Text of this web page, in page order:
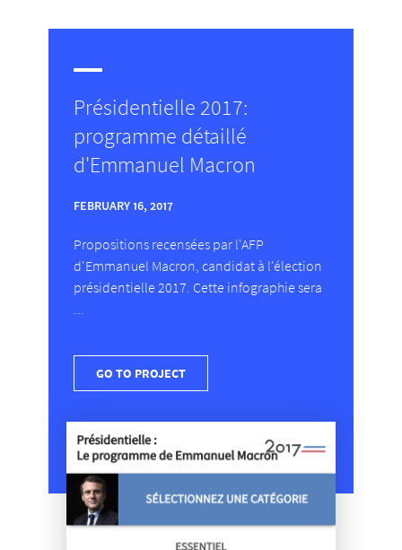
Présidentielle 2017:
programme détaillé
d'Emmanuel Macron
FEBRUARY 16, 2017
Propositions recensées par l'AFP
d'Emmanuel Macron, candidat à l'élection
présidentielle 2017. Cette infographie sera
GO TO PROJECT